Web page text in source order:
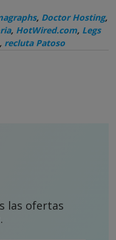
, Doctor Hosting,
, HotWired.com, Legs
, recluta Patoso
las ofertas